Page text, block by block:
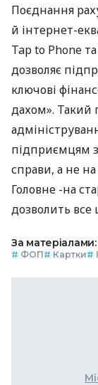
Поєднання
й інтернет-
Tap to Phone
дозволяє
ключові
дахом». Такий
підприємцям
справи, а не
Головне -на
дозволить все
За матеріалами:
# ФОП# Картки#